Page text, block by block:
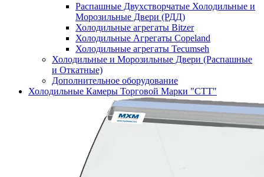
Распашные Двухстворчатые Холодильные и
Морозильные Двери (РДД)
Холодильные агрегаты Bitzer
Холодильные Агрегаты Copeland
Холодильные агрегаты Tecumseh
Холодильные и Морозильные Двери (Распашные
и Откатные)
Дополнительное оборудование
Холодильные Камеры Торговой Марки "СТТ"